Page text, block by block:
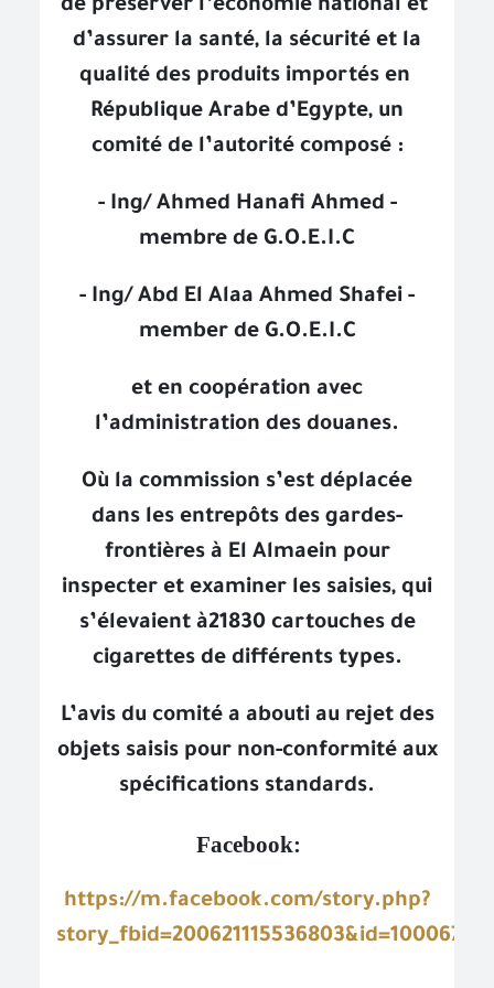
de préserver l’économie national et
d’assurer la santé, la sécurité et la
qualité des produits importés en
République Arabe d’Egypte, un
comité de l’autorité composé :
- Ing/ Ahmed Hanafi Ahmed -
membre de G.O.E.I.C
- Ing/ Abd El Alaa Ahmed Shafei -
member de G.O.E.I.C
et en coopération avec
l’administration des douanes.
Où la commission s’est déplacée
dans les entrepôts des gardes-
frontières à El Almaein pour
inspecter et examiner les saisies, qui
s’élevaient à21830 cartouches de
cigarettes de différents types.
L’avis du comité a abouti au rejet des
objets saisis pour non-conformité aux
spécifications standards.
Facebook:
https://m.facebook.com/story.php?